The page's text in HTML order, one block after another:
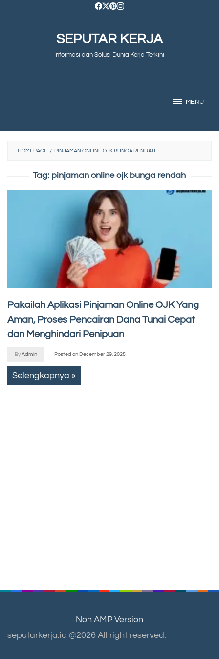
SEPUTAR KERJA
Informasi dan Solusi Dunia Kerja Terkini
MENU
HOMEPAGE / PINJAMAN ONLINE OJK BUNGA RENDAH
Tag: pinjaman online ojk bunga rendah
Pakailah Aplikasi Pinjaman Online OJK Yang
Aman, Proses Pencairan Dana Tunai Cepat
dan Menghindari Penipuan
ByAdmin Posted on December 29, 2025
Selengkapnya »
Non AMP Version
seputarkerja.id @2026 All right reserved.